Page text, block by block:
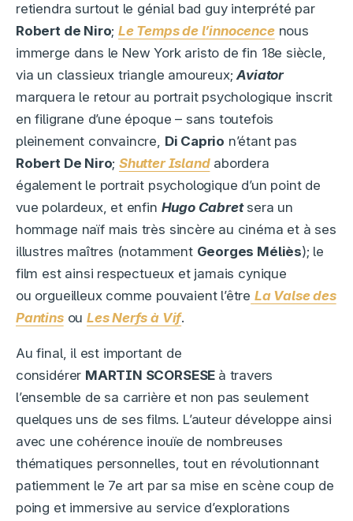
retiendra surtout le génial bad guy interprété par
Robert de Niro;Le Temps de l’innocencenous
immerge dans le New York aristo de fin 18e siècle,
via un classieux triangle amoureux;Aviator
marquera le retour au portrait psychologique inscrit
en filigrane d’une époque – sans toutefois
pleinement convaincre, Di Caprio n’étant pas
Robert De Niro;Shutter Islandabordera
également le portrait psychologique d’un point de
vue polardeux, et enfin Hugo Cabretsera un
hommage naïf mais très sincère au cinéma et à ses
illustres maîtres (notamment Georges Méliès); le
film est ainsi respectueux et jamais cynique
ou orgueilleux comme pouvaient l’être La Valse des
Pantinsou Les Nerfs à Vif.
Au final, il est important de
considérer MARTIN SCORSESE à travers
l’ensemble de sa carrière et non pas seulement
quelques uns de ses films. L’auteur développe ainsi
avec une cohérence inouïe de nombreuses
thématiques personnelles, tout en révolutionnant
patiemment le 7e art par sa mise en scène coup de
poing et immersive au service d’explorations